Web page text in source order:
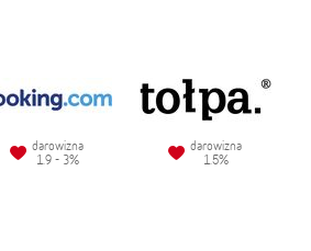
darowizna
1.9 - 3%
darowizna
1.5%